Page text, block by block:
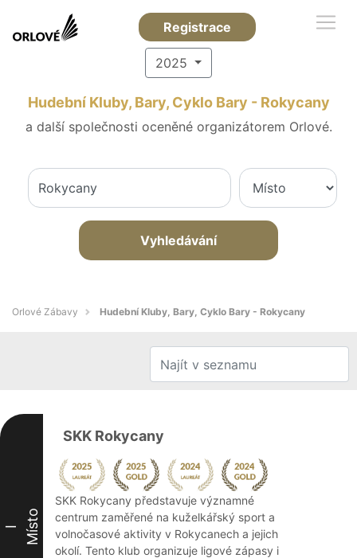
Registrace
2025
Hudební Kluby, Bary, Cyklo Bary - Rokycany
a další společnosti oceněné organizátorem Orlové.
Vyhledávání
Orlové Zábavy Hudební Kluby, Bary, Cyklo Bary - Rokycany
I Místo
SKK Rokycany
SKK Rokycany představuje významné
centrum zaměřené na kuželkářský sport a
volnočasové aktivity v Rokycanech a jejich
okolí. Tento klub organizuje ligové zápasy i